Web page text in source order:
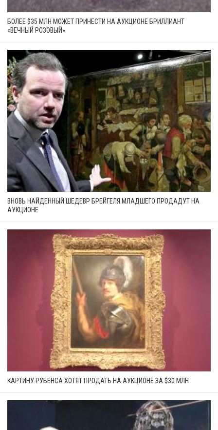
БОЛЕЕ $35 МЛН МОЖЕТ ПРИНЕСТИ НА АУКЦИОНЕ БРИЛЛИАНТ
«ВЕЧНЫЙ РОЗОВЫЙ»
ВНОВЬ НАЙДЕННЫЙ ШЕДЕВР БРЕЙГЕЛЯ МЛАДШЕГО ПРОДАДУТ НА
АУКЦИОНЕ
КАРТИНУ РУБЕНСА ХОТЯТ ПРОДАТЬ НА АУКЦИОНЕ ЗА $30 МЛН